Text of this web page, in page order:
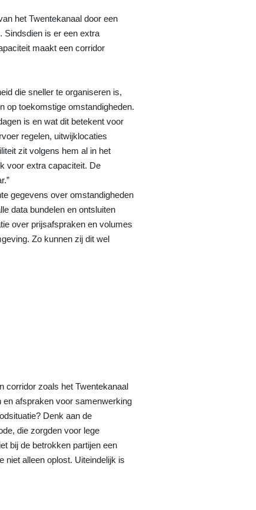
het Twentekanaal door een
Sindsdien is er een extra
maakt een corridor
die sneller te organiseren is,
op toekomstige omstandigheden.
is en wat dit betekent voor
regelen, uitwijklocaties
zit volgens hem al in het
voor extra capaciteit. De
gegevens over omstandigheden
data bundelen en ontsluiten
over prijsafspraken en volumes
Zo kunnen zij dit wel
corridor zoals het Twentekanaal
afspraken voor samenwerking
Denk aan de
die zorgden voor lege
bij de betrokken partijen een
niet alleen oplost. Uiteindelijk is